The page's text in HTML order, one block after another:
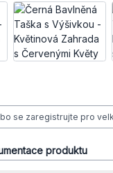
se zaregistrujte pro
produktu